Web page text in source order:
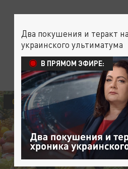
ОБЩЕСТВО
Два покушения и теракт
украинского ультиматума
В ПРЯМОМ ЭФИРЕ: